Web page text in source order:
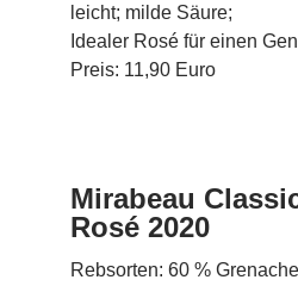
leicht; milde Säure;
Idealer Rosé für einen
Preis: 11,90 Euro
Mirabeau
Rosé 2020
Rebsorten: 60 %